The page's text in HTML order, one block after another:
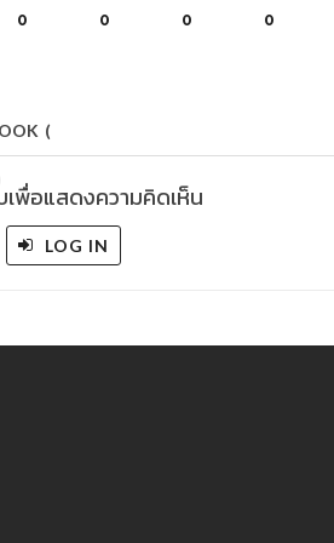
0 0 0 0
(
เพื่อแสดงความคิดเห็น
LOG IN